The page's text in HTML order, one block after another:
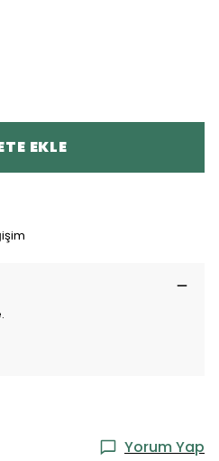
EKLE
Yorum Yap